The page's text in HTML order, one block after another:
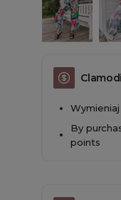
By
points